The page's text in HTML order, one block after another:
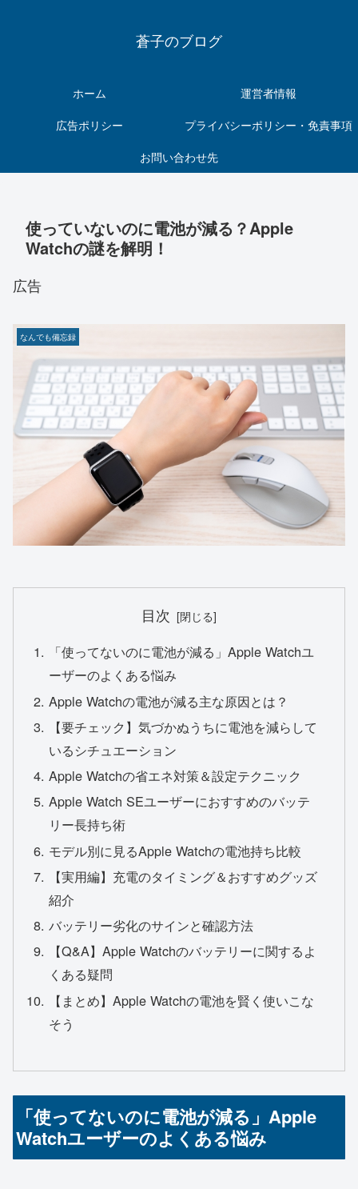
蒼子のブログ
ホーム
運営者情報
広告ポリシー
プライバシーポリシー・免責事項
お問い合わせ先
使っていないのに電池が減る？Apple
Watchの謎を解明！
広告
なんでも備忘録
目次
「使ってないのに電池が減る」Apple Watchユ
ーザーのよくある悩み
Apple Watchの電池が減る主な原因とは？
【要チェック】気づかぬうちに電池を減らして
いるシチュエーション
Apple Watchの省エネ対策＆設定テクニック
Apple Watch SEユーザーにおすすめのバッテ
リー長持ち術
モデル別に見るApple Watchの電池持ち比較
【実用編】充電のタイミング＆おすすめグッズ
紹介
バッテリー劣化のサインと確認方法
【Q&A】Apple Watchのバッテリーに関するよ
くある疑問
【まとめ】Apple Watchの電池を賢く使いこな
そう
「使ってないのに電池が減る」Apple
Watchユーザーのよくある悩み